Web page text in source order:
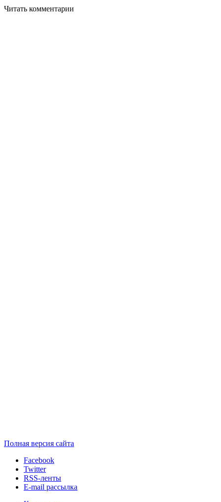
Читать комментарии
Полная версия сайта
Facebook
Twitter
RSS-ленты
E-mail рассылка